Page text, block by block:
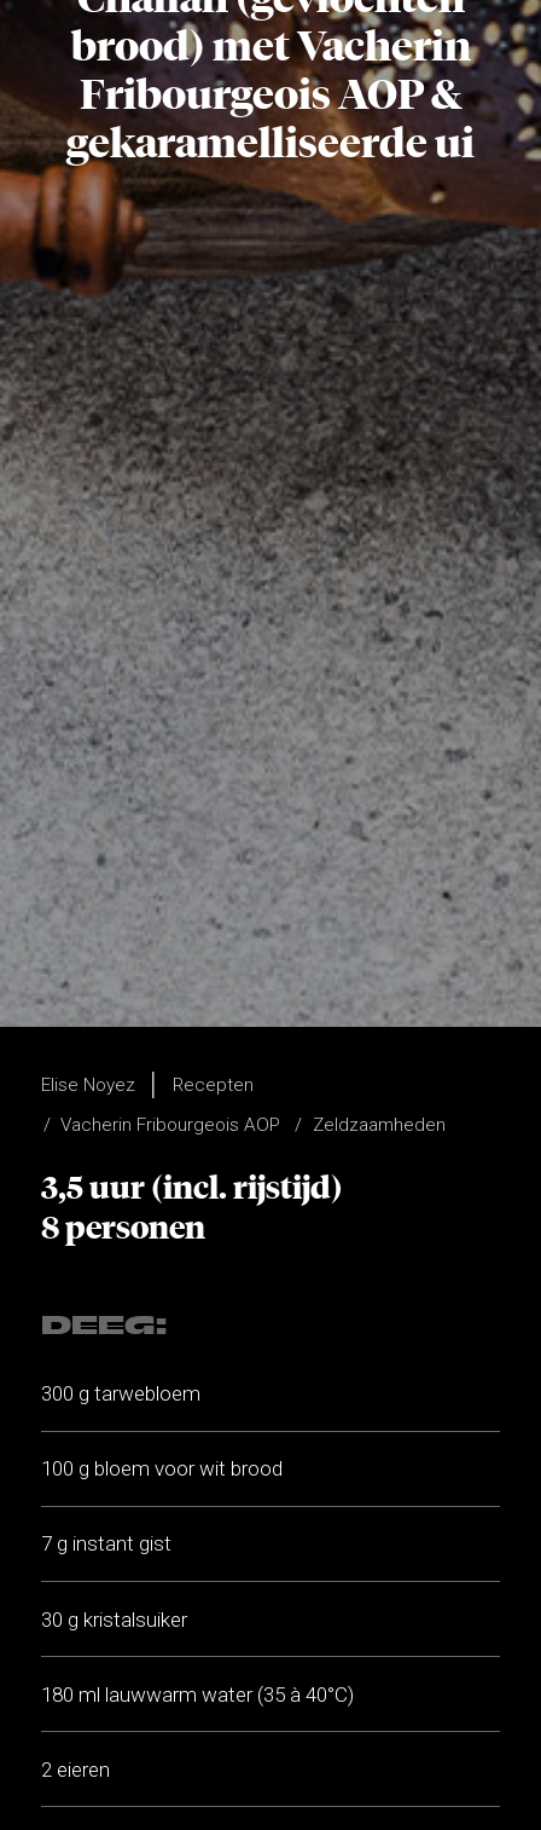
brood) met Vacherin
Fribourgeois AOP &
gekaramelliseerde ui
Elise Noyez
Recepten
Vacherin Fribourgeois AOP
Zeldzaamheden
3,5 uur (incl. rijstijd)
8 personen
DEEG:
300 g tarwebloem
100 g bloem voor wit brood
7 g instant gist
30 g kristalsuiker
180 ml lauwwarm water (35 à 40°C)
2 eieren